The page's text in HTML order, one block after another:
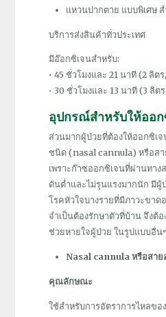
แหวนปากตาย แบบพิเศษ
บริการส่งสินค้าทั่วประเทศ
มีอ๊อกซิเจนสำหรับ:
• 45 ชั่วโมงและ 21 นาที (2 ลิ
• 30 ชั่วโมงและ 13 นาที (3 ลิ
อุปกรณ์สำหรับให้ออก
ส่วนมากผู้ป่วยที่ต้องให้ออกซิเ
ชนิด (nasal cannula) หรือส
เพราะก๊าซออกซิเจนที่ผ่านทาง
ดันต่ำและไม่รุนแรงมากนัก มีผู้
โรคหัวใจบางรายที่มีภาวะขาด
จำเป็นต้องรักษาตัวที่บ้าน จึงต้
ช่วยหายใจผู้ป่วย ในรูปแบบอื่น
Nasal cannula หรือสา
คุณลักษณะ
ใช้สำหรับการอัตราการไหลข